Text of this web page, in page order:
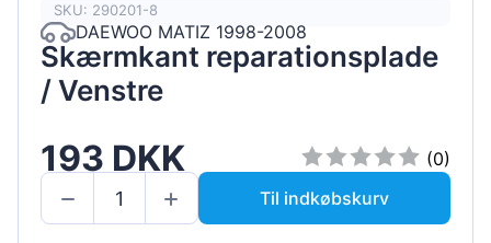
SKU: 290201-8
DAEWOO MATIZ 1998-2008
Skærmkant reparationsplade
/ Venstre
193 DKK
(0)
Til indkøbskurv